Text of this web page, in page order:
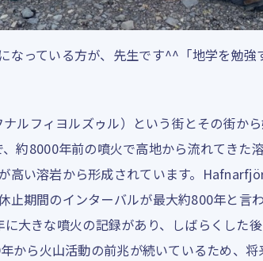
なっている方が、先生です^^「地学を勉
フィヨルズゥル）という街とその街から
約8000年前の噴火で高地から流れてきた
高い溶岩から形成されています。
止期間のインターバルが最大約800年と言
大きな噴火の記録があり、しばらくした
から火山活動の前兆が続いているため、